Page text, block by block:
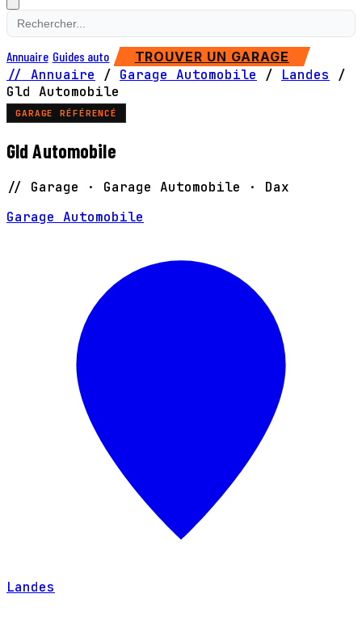
Annuaire Guides auto TROUVER UN GARAGE
// Annuaire / Garage Automobile / Landes
/
Gld Automobile
GARAGE RÉFÉRENCÉ
Gld Automobile
// Garage · Garage Automobile · Dax
Garage Automobile
Landes